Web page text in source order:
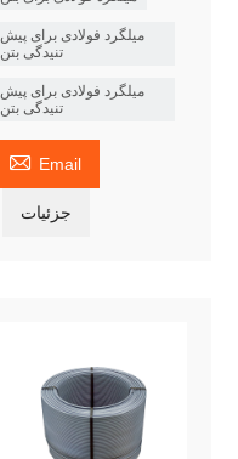
میلگرد فولادی برای پیش
تنیدگی بتن
میلگرد فولادی برای پیش
تنیدگی بتن
 Email
جزئیات